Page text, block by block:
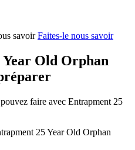
savoirFaites-le nous savoir
Old Orphan
faire avec Entrapment 25
25 Year Old Orphan